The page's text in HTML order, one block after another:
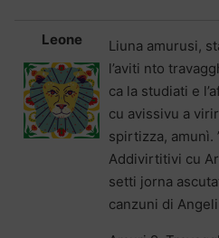
Leone
Liuna amurusi,
l’aviti nto
ca la studiati e
cu avissivu a
spirtizza, amunì.
Addivirtitivi cu
setti jorna
canzuni di